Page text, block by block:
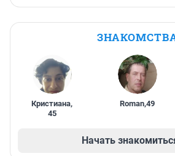
Кристиана,
45
Roman,49
Начать